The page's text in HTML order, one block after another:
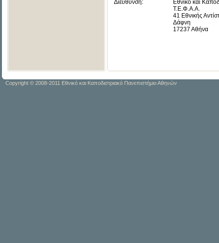
Διεύθυνση:
Εθνικό και
Τ.Ε.Φ.Α.Α.
41 Εθνικής
Δάφνη
17237 Αθήνα
Copyright © 2008-2011 Εθνικό και Καποδιστριακό Πανεπιστήμιο Αθηνών